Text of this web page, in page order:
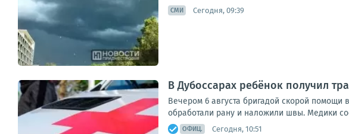
СМИ Сегодня, 09:39
В Дубоссарах ребёнок получил
Вечером 6 августа бригадой скорой
обработали рану и наложили швы. Медики
ОФИЦ. Сегодня, 10:51